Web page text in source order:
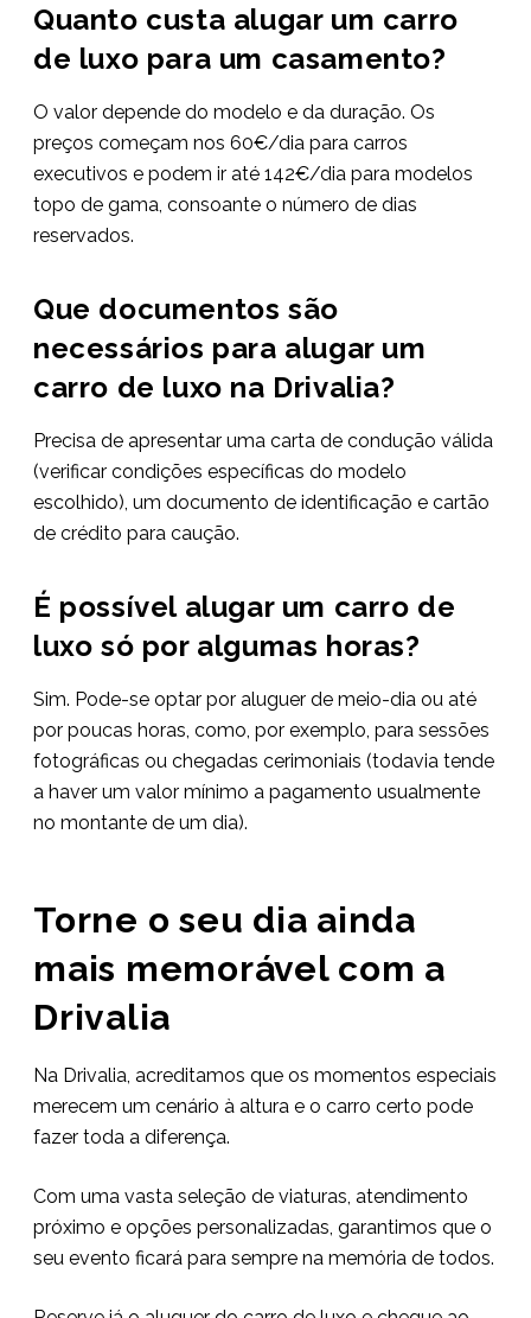
Quanto custa alugar um carro
de luxo para um casamento?
O valor depende do modelo e da duração. Os
preços começam nos 60€/dia para carros
executivos e podem ir até 142€/dia para modelos
topo de gama, consoante o número de dias
reservados.
Que documentos são
necessários para alugar um
carro de luxo na Drivalia?
Precisa de apresentar uma carta de condução válida
(verificar condições específicas do modelo
escolhido), um documento de identificação e cartão
de crédito para caução.
É possível alugar um carro de
luxo só por algumas horas?
Sim. Pode-se optar por aluguer de meio-dia ou até
por poucas horas, como, por exemplo, para sessões
fotográficas ou chegadas cerimoniais (todavia tende
a haver um valor mínimo a pagamento usualmente
no montante de um dia).
Torne o seu dia ainda
mais memorável com a
Drivalia
Na Drivalia, acreditamos que os momentos especiais
merecem um cenário à altura e o carro certo pode
fazer toda a diferença.
Com uma vasta seleção de viaturas, atendimento
próximo e opções personalizadas, garantimos que o
seu evento ficará para sempre na memória de todos.